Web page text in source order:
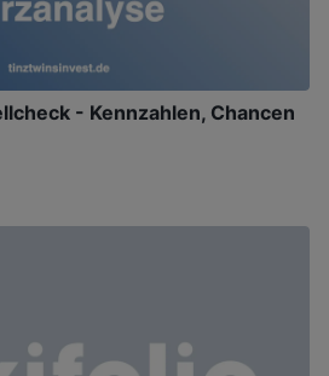
- Kennzahlen, Chancen